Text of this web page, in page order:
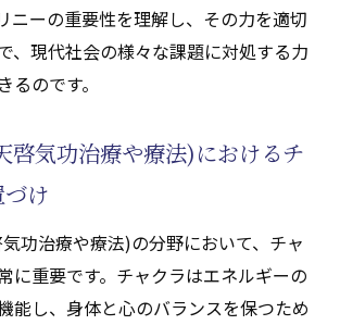
ニーの重要性を理解し、その力を適切
、現代社会の様々な課題に対処する力
るのです。
啓気功治療や療法)におけるチ
け
功治療や療法)の分野において、チャ
に重要です。チャクラはエネルギーの
能し、身体と心のバランスを保つため